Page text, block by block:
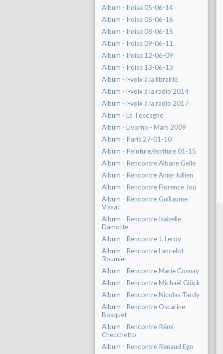
Album - Iroise 05-06-14
Album - Iroise 06-06-16
Album - Iroise 08-06-15
Album - Iroise 09-06-11
Album - Iroise 12-06-09
Album - Iroise 13-06-13
Album - i-voix à la librairie
Album - i-voix à la radio 2014
Album - i-voix à la radio 2017
Album - La Toscagne
Album - Livorno - Mars 2009
Album - Paris 27-01-10
Album - Peinture/écriture 01-15
Album - Rencontre Albane Gelle
Album - Rencontre Anne Jullien
Album - Rencontre Florence Jou
Album - Rencontre Guillaume
Vissac
Album - Rencontre Isabelle
Damotte
Album - Rencontre J. Leroy
Album - Rencontre Lancelot
Roumier
Album - Rencontre Marie Cosnay
Album - Rencontre Michaël Glück
Album - Rencontre Nicolas Tardy
Album - Rencontre Oscarine
Bosquet
Album - Rencontre Rémi
Checchetto
Album - Rencontre Renaud Ego